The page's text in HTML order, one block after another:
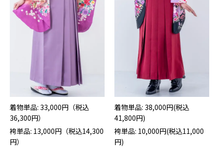
着物単品: 33,000円（税込
36,300円）
袴単品: 13,000円（税込14,300
円）
着物単品: 38,000円(税込
41,800円)
袴単品: 10,000円(税込11,000
円)